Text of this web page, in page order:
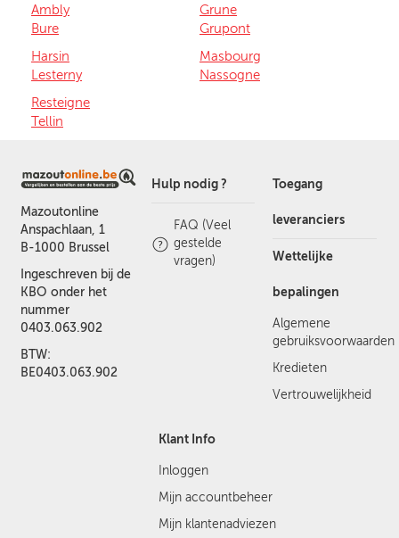
Ambly
Bure
Grune
Grupont
Harsin
Lesterny
Masbourg
Nassogne
Resteigne
Tellin
Mazoutonline
Anspachlaan, 1
B-1000 Brussel
Ingeschreven bij de
KBO onder het
nummer
0403.063.902
BTW:
BE0403.063.902
Hulp nodig ?
FAQ (Veel
gestelde
vragen)
Toegang
leveranciers
Wettelijke
bepalingen
Algemene
gebruiksvoorwaarden
Kredieten
Vertrouwelijkheid
Klant Info
Inloggen
Mijn accountbeheer
Mijn klantenadviezen